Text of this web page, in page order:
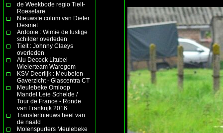
de Weekbode regio Tielt-
Roeselare
Nieuwste colum van Dieter
Desmet
Ardooie : Wimie de lustige
schilder overleden
Tielt : Johnny Claeys
overleden
Alu Decock Litubel
Wielerteam Waregem
KSV Deerlijk : Meubelen
Gaverzicht - Glascentra CT
Meulebeke Omloop
Mandel Leie Schelde /
Tour de France - Ronde
van Frankrijk 2016
Transfertnieuws heet van
de naald
Molenspurters Meulebeke